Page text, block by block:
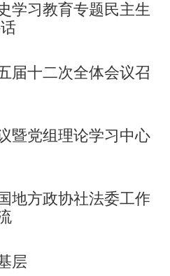
学习教育专题民主生
届十二次全体会议召
暨党组理论学习中心
地方政协社法委工作
层